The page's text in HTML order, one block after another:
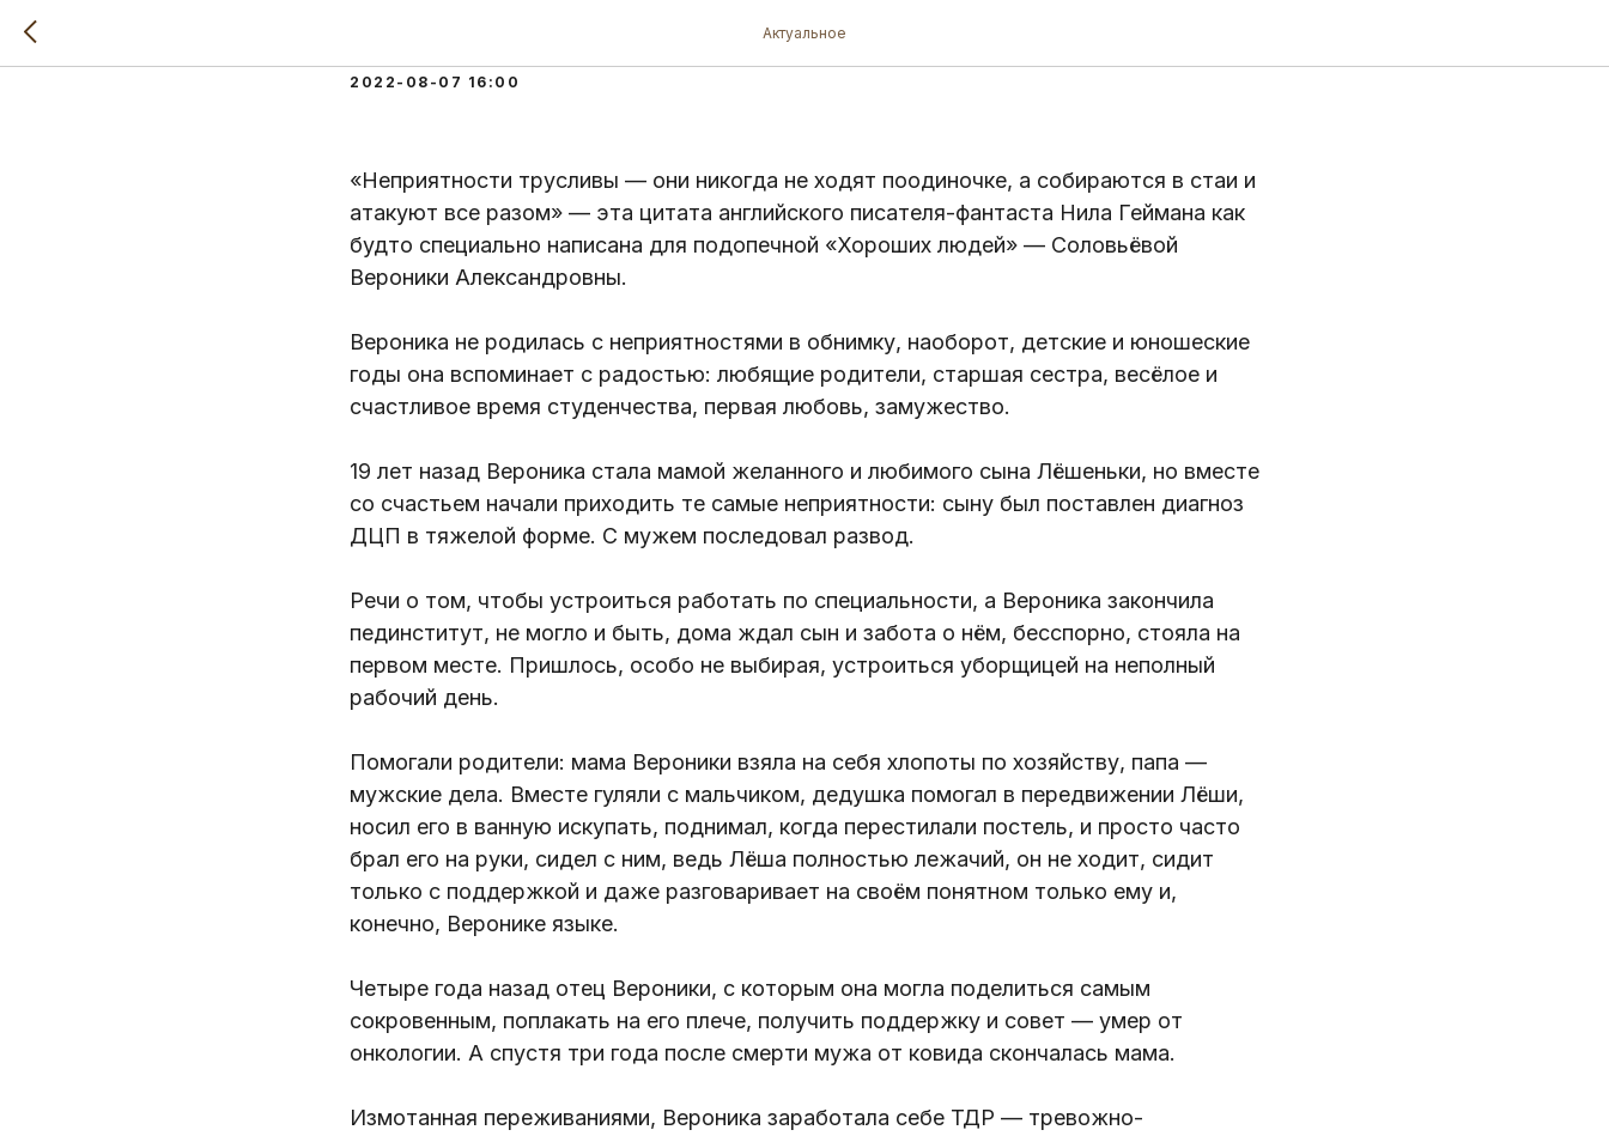
Актуальное
История Вероники и Лёши
2022-08-07 16:00
«Неприятности трусливы — они никогда не ходят поодиночке, а собираются в стаи и
атакуют все разом» — эта цитата английского писателя-фантаста Нила Геймана как
будто специально написана для подопечной «Хороших людей» — Соловьёвой
Вероники Александровны.
Вероника не родилась с неприятностями в обнимку, наоборот, детские и юношеские
годы она вспоминает с радостью: любящие родители, старшая сестра, весёлое и
счастливое время студенчества, первая любовь, замужество.
19 лет назад Вероника стала мамой желанного и любимого сына Лёшеньки, но вместе
со счастьем начали приходить те самые неприятности: сыну был поставлен диагноз
ДЦП в тяжелой форме. С мужем последовал развод.
Речи о том, чтобы устроиться работать по специальности, а Вероника закончила
пединститут, не могло и быть, дома ждал сын и забота о нём, бесспорно, стояла на
первом месте. Пришлось, особо не выбирая, устроиться уборщицей на неполный
рабочий день.
Помогали родители: мама Вероники взяла на себя хлопоты по хозяйству, папа —
мужские дела. Вместе гуляли с мальчиком, дедушка помогал в передвижении Лёши,
носил его в ванную искупать, поднимал, когда перестилали постель, и просто часто
брал его на руки, сидел с ним, ведь Лёша полностью лежачий, он не ходит, сидит
только с поддержкой и даже разговаривает на своём понятном только ему и,
конечно, Веронике языке.
Четыре года назад отец Вероники, с которым она могла поделиться самым
сокровенным, поплакать на его плече, получить поддержку и совет — умер от
онкологии. А спустя три года после смерти мужа от ковида скончалась мама.
Измотанная переживаниями, Вероника заработала себе ТДР — тревожно-